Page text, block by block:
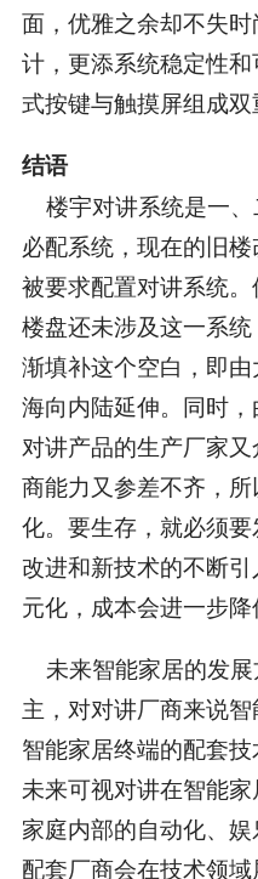
面，优雅之余却不失
计，更添系统稳定性
式按键与触摸屏组成双
结语
楼宇对讲系统是一
必配系统，现在的旧
被要求配置对讲系统
楼盘还未涉及这一系
渐填补这个空白，即
海向内陆延伸。同时
对讲产品的生产厂家
商能力又参差不齐，
化。要生存，就必须
改进和新技术的不断
元化，成本会进一步降
未来智能家居的发
主，对对讲厂商来说
智能家居终端的配套
未来可视对讲在智能
家庭内部的自动化、
配套厂商会在技术领